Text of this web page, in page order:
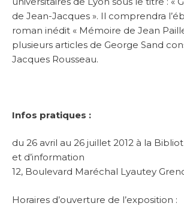
de Jean-Jacques ». Il comprendra
roman inédit « Mémoire de Jean
plusieurs articles de George Sand
Jacques Rousseau.
Infos pratiques :
du 26 avril au 26 juillet 2012 à la
et d’information
12, Boulevard Maréchal Lyautey
Horaires d’ouverture de l’exposition :